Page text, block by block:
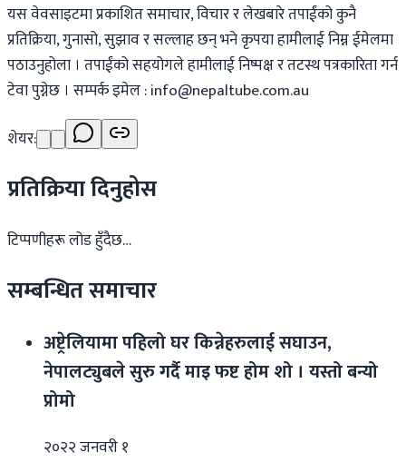
यस वेवसाइटमा प्रकाशित समाचार, विचार र लेखबारे तपाईंको कुनै
प्रतिक्रिया, गुनासो, सुझाव र सल्लाह छन् भने कृपया हामीलाई निम्न ईमेलमा
पठाउनुहोला । तपाईंको सहयोगले हामीलाई निष्पक्ष र तटस्थ पत्रकारिता गर्न
टेवा पुग्नेछ । सम्पर्क इमेल :info@nepaltube.com.au
शेयर:
प्रतिक्रिया दिनुहोस
टिप्पणीहरू लोड हुँदैछ…
सम्बन्धित समाचार
अष्ट्रेलियामा पहिलो घर किन्नेहरुलाई सघाउन,
नेपालट्युबले सुरु गर्दै माइ फष्ट होम शो । यस्तो बन्यो
प्रोमो
२०२२ जनवरी १